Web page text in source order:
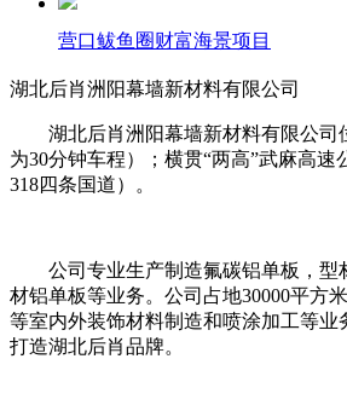
营口鲅鱼圈财富海景项目
湖北后肖洲阳幕墙新材料有限公司
湖北后肖洲阳幕墙新材料有限公司
为30分钟车程）；横贯“两高”武麻高速
318四条国道）。
公司专业生产制造氟碳铝单板，
材铝单板等业务。公司占地30000平方
等室内外装饰材料制造和喷涂加工等业
打造湖北后肖品牌。